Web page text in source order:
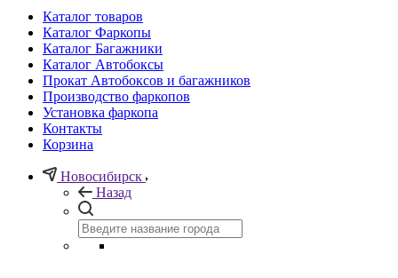
Каталог товаров
Каталог Фаркопы
Каталог Багажники
Каталог Автобоксы
Прокат Автобоксов и багажников
Производство фаркопов
Установка фаркопа
Контакты
Корзина
Новосибирск
Назад